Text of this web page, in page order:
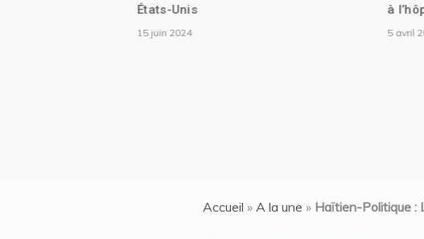
États-Unis
15 juin 2024
à
5 avril 2024
Accueil » A la une » Haïtien-Politique :